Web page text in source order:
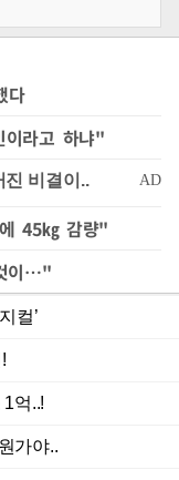
다
라고 하냐"
45㎏ 감량"
이…"